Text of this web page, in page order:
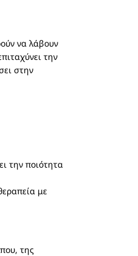
να λάβουν
την
στην
την ποιότητα
με
της